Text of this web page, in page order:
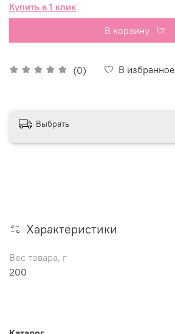
(0) В избранное
Купить в 1 клик
В корзину
Выбрать
Характеристики
Вес товара, г
200